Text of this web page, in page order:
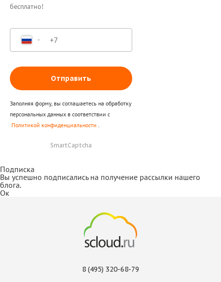
бесплатно!
Отправить
Заполняя форму, вы соглашаетесь на обработку
персональных данных в соответствии с
Политикой конфиденциальности .
SmartCaptcha
Подписка
Вы успешно подписались на получение рассылки нашего
блога.
Ок
8 (495) 320-68-79